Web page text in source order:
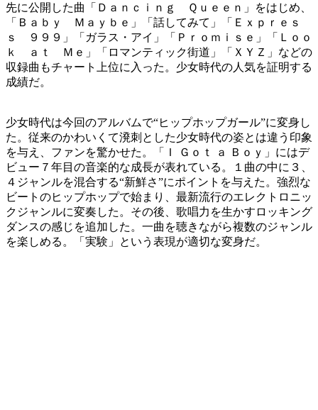
先に公開した曲「Ｄａｎｃｉｎｇ Ｑｕｅｅｎ」をはじめ、
「Ｂａｂｙ Ｍａｙｂｅ」「話してみて」「Ｅｘｐｒｅｓ
ｓ ９９９」「ガラス・アイ」「Ｐｒｏｍｉｓｅ」「Ｌｏｏ
ｋ ａｔ Ｍｅ」「ロマンティック街道」「ＸＹＺ」などの
収録曲もチャート上位に入った。少女時代の人気を証明する
成績だ。
少女時代は今回のアルバムで“ヒップホップガール”に変身し
た。従来のかわいくて溌刺とした少女時代の姿とは違う印象
を与え、ファンを驚かせた。「Ｉ Ｇｏｔ ａ Ｂｏｙ」にはデ
ビュー７年目の音楽的な成長が表れている。１曲の中に３、
４ジャンルを混合する“新鮮さ”にポイントを与えた。強烈な
ビートのヒップホップで始まり、最新流行のエレクトロニッ
クジャンルに変奏した。その後、歌唱力を生かすロッキング
ダンスの感じを追加した。一曲を聴きながら複数のジャンル
を楽しめる。「実験」という表現が適切な変身だ。